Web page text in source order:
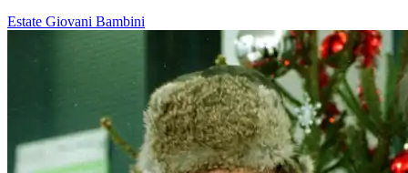
Estate Giovani Bambini